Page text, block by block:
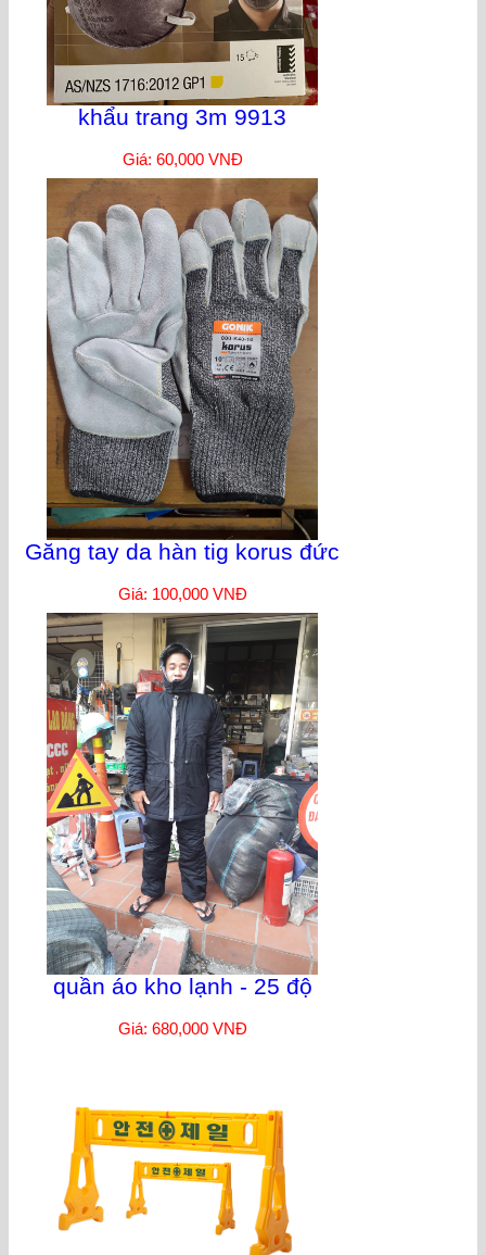
khẩu trang 3m 9913
Giá: 60,000 VNĐ
Găng tay da hàn tig korus đức
Giá: 100,000 VNĐ
quần áo kho lạnh - 25 độ
Giá: 680,000 VNĐ